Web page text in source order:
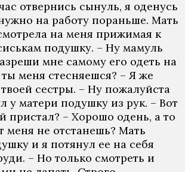
отвернись сынуль, я оденусь
на работу пораньше. Мать
на меня прижимая к
подушку. – Ну мамуль
мне самому его одеть на
ты меня стесняешся? – Я же
сестры. – Ну пожалуйста
у матери подушку из рук. – Вот
пристал? – Хорошо одень, а то
меня не отстанешь? Мать
и я потянул ее на себя
– Но только смотреть и